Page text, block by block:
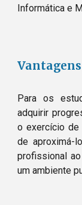
Informática e
Para os
adquirir
o exercício de
de aproximá-
profissional
um ambiente